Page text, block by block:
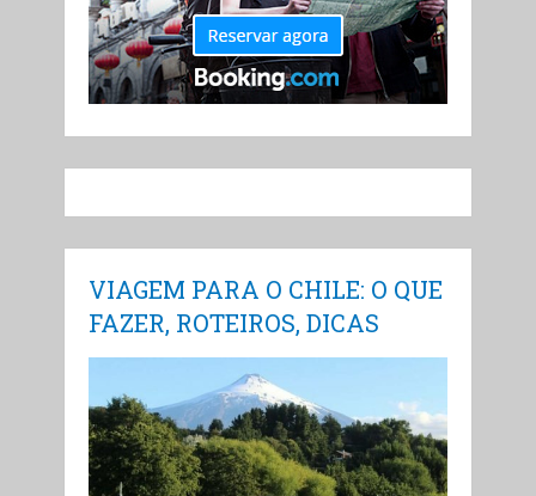
VIAGEM PARA O CHILE: O QUE
FAZER, ROTEIROS, DICAS